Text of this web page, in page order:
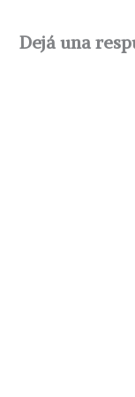
Dejá una